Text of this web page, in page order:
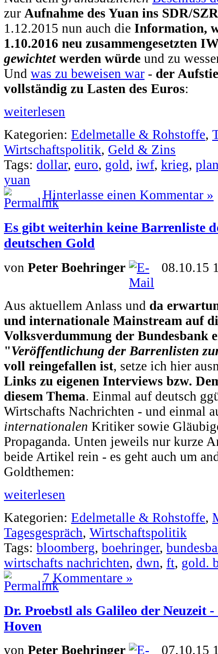
zur Aufnahme des Yuan ins SDR/
1.12.2015 nun auch die Information,
1.10.2016 neu zusammengesetzten
gewichtet werden würde und zu
Und was zu beweisen war - der
vollständig zu Lasten des Euros:
weiterlesen
Kategorien: Edelmetalle & Rohstoffe,
Wirtschaftspolitik, Geld & Zins
Tags: dollar, euro, gold, iwf, krieg,
yuan
Hinterlasse einen Kommentar »
Es gibt weiterhin keine Barrenliste
deutschen Gold
von Peter Boehringer 08.10.15
Aus aktuellem Anlass und da
und internationale Mainstream auf
Volksverdummung der Bundesbank
"Veröffentlichung der Barrenlisten
voll reingefallen ist, setze ich hier
Links zu eigenen Interviews bzw.
diesem Thema. Einmal auf deutsch
Wirtschafts Nachrichten - und einmal
internationalen Kritiker sowie
Propaganda. Unten jeweils nur kurze
beide Artikel rein - es geht auch um
Goldthemen:
weiterlesen
Kategorien: Edelmetalle & Rohstoffe,
Tagesgespräch, Wirtschaftspolitik
Tags: bloomberg, boehringer,
wirtschafts nachrichten, dwn, ft, gold.
7 Kommentare »
Dr. Proebstl als Galileo der Neuzeit
Hoven
von Peter Boehringer 07.10.15